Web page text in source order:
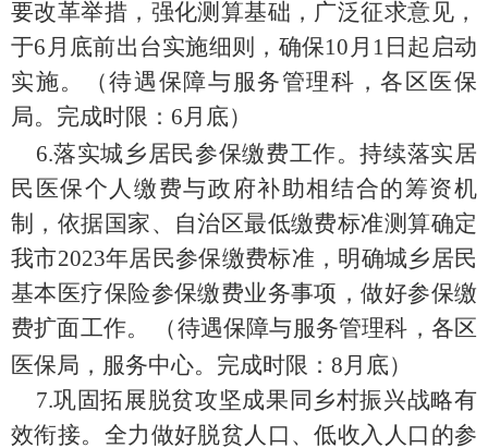
要改革举措，强化测算基础，广泛征求意见，
于6 月底前出台实施细则，确保10 月 1 日起启动
实施。
（待遇保障与服务管理科，各区医保
局。完成时限： 6月底）
6.落实城乡居民参保缴费工作。持续落实居
民医保个人缴费与政府补助相结合的筹资机
制， 依据国家、自治区最低缴费标准测算确定
我市2023年居民参保缴费标准， 明确城乡居民
基本医疗保险参保缴费业务事项，做好参保缴
费扩面工作。
（待遇保障与服务管理科，各区
医保局，服务中心。完成时限： 8月底）
7.巩固拓展脱贫攻坚成果同 乡村振兴战略有
效衔接。 全力做好脱贫人口 、低收入人口 的参